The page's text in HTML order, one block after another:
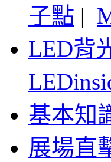
子點 |
LED背
基本知
展場直